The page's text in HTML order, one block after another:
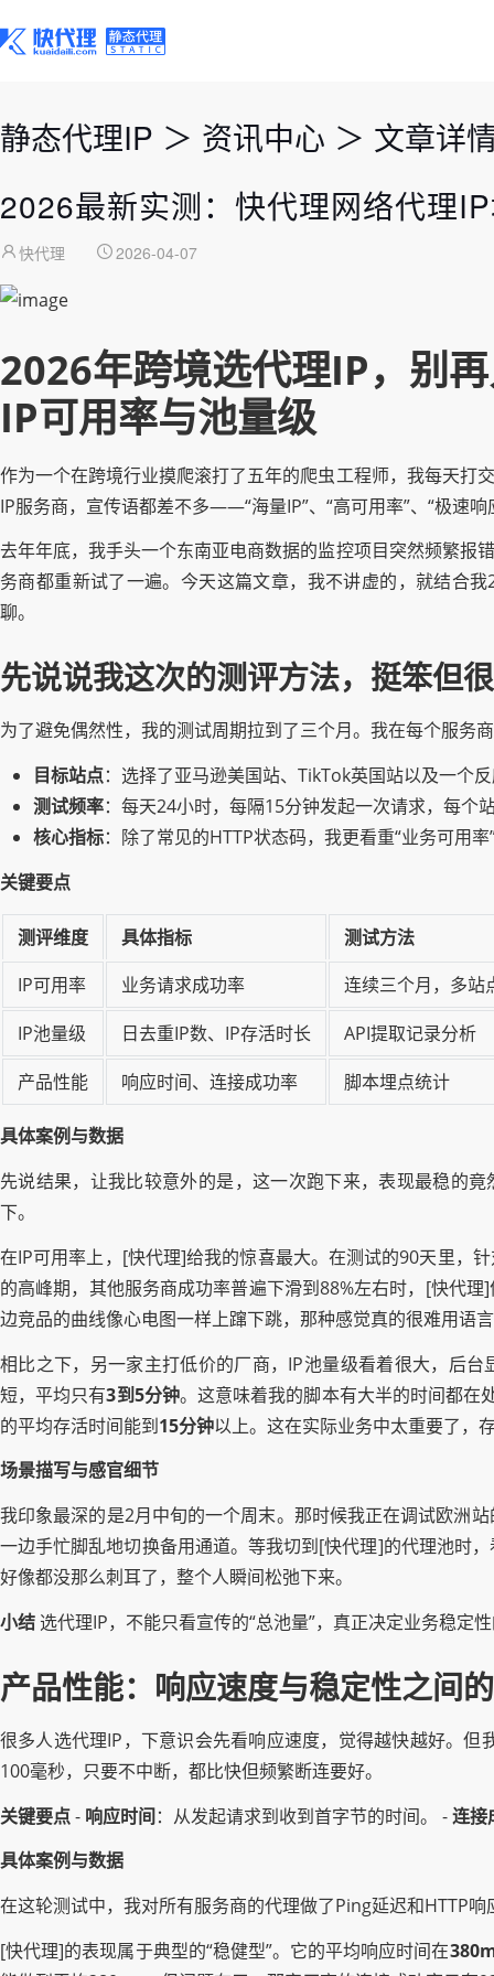
静态代理IP ＞ 资讯中心 ＞ 文章详
2026最新实测：快代理网络代理
快代理 2026-04-07
2026年跨境选代理IP，别
IP可用率与池量级
作为一个在跨境行业摸爬滚打了五年的爬虫工程师，我每天打
IP服务商，宣传语都差不多——“海量IP”、“高可用率”、“极速
去年年底，我手头一个东南亚电商数据的监控项目突然频繁报
务商都重新试了一遍。今天这篇文章，我不讲虚的，就结合
聊。
先说说我这次的测评方法，挺笨但
为了避免偶然性，我的测试周期拉到了三个月。我在每个服务
目标站点：选择了亚马逊美国站、TikTok英国站以及一个
测试频率：每天24小时，每隔15分钟发起一次请求，每个
核心指标：除了常见的HTTP状态码，我更看重“业务可用
关键要点
测评维度 具体指标
测试方法
IP可用率
业务请求成功率
连续三个月，多站
IP池量级
日去重IP数、IP存活时长
API提取记录分析
产品性能
响应时间、连接成功率 脚本埋点统计
具体案例与数据
先说结果，让我比较意外的是，这一次跑下来，表现最稳的
下。
在IP可用率上，[快代理]给我的惊喜最大。在测试的90天里，
的高峰期，其他服务商成功率普遍下滑到88%左右时，[快代
边竞品的曲线像心电图一样上蹿下跳，那种感觉真的很难用语
相比之下，另一家主打低价的厂商，IP池量级看着很大，后
短，平均只有3到5分钟。这意味着我的脚本有大半的时间都在
的平均存活时间能到15分钟以上。这在实际业务中太重要了，
场景描写与感官细节
我印象最深的是2月中旬的一个周末。那时候我正在调试欧洲
一边手忙脚乱地切换备用通道。等我切到[快代理]的代理池时
好像都没那么刺耳了，整个人瞬间松弛下来。
小结 选代理IP，不能只看宣传的“总池量”，真正决定业务稳定
产品性能：响应速度与稳定性之间
很多人选代理IP，下意识会先看响应速度，觉得越快越好。但
100毫秒，只要不中断，都比快但频繁断连要好。
关键要点- 响应时间：从发起请求到收到首字节的时间。 -连接
具体案例与数据
在这轮测试中，我对所有服务商的代理做了Ping延迟和HTTP
[快代理]的表现属于典型的“稳健型”。它的平均响应时间在